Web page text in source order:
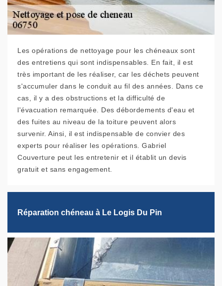
Les opérations de nettoyage pour les chéneaux sont
des entretiens qui sont indispensables. En fait, il est
très important de les réaliser, car les déchets peuvent
s'accumuler dans le conduit au fil des années. Dans ce
cas, il y a des obstructions et la difficulté de
l'évacuation remarquée. Des débordements d'eau et
des fuites au niveau de la toiture peuvent alors
survenir. Ainsi, il est indispensable de convier des
experts pour réaliser les opérations. Gabriel
Couverture peut les entretenir et il établit un devis
gratuit et sans engagement.
Réparation chéneau à Le Logis Du Pin